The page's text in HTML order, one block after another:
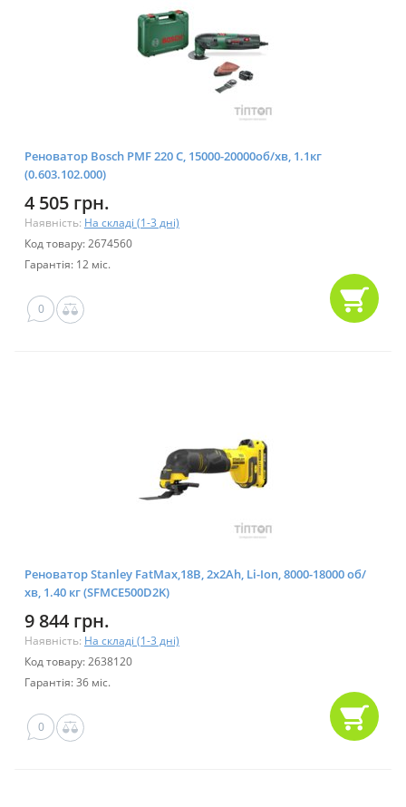
Реноватор Bosch PMF 220 C, 15000-20000об/хв, 1.1кг
(0.603.102.000)
4 505 грн.
Наявність: На складі (1-3 дні)
Код товару: 2674560
Гарантія: 12 міс.
0
Реноватор Stanley FatMax,18В, 2x2Ah, Li-Ion, 8000-18000 об/
хв, 1.40 кг (SFMCE500D2K)
9 844 грн.
Наявність: На складі (1-3 дні)
Код товару: 2638120
Гарантія: 36 міс.
0